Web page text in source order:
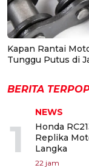
Kapan Rantai
Tunggu Putus di
BERITA
1
NEWS
Honda
Replika
Langka
22 jam